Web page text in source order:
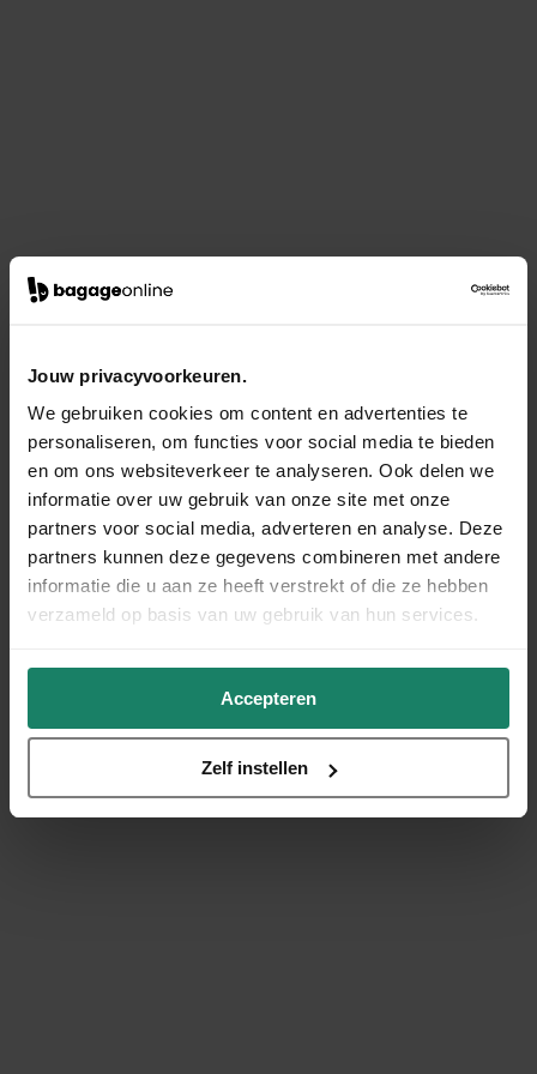
Jouw privacyvoorkeuren.
We gebruiken cookies om content en advertenties te
personaliseren, om functies voor social media te bieden
en om ons websiteverkeer te analyseren. Ook delen we
informatie over uw gebruik van onze site met onze
partners voor social media, adverteren en analyse. Deze
partners kunnen deze gegevens combineren met andere
informatie die u aan ze heeft verstrekt of die ze hebben
verzameld op basis van uw gebruik van hun services.
Accepteren
Zelf instellen